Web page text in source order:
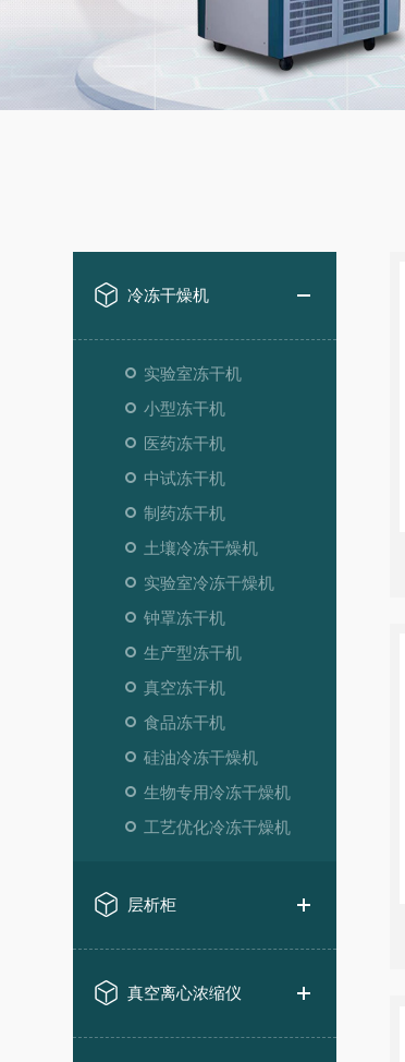
冷冻干燥机
实验室冻干机
小型冻干机
医药冻干机
中试冻干机
制药冻干机
土壤冷冻干燥机
实验室冷冻干燥机
钟罩冻干机
生产型冻干机
真空冻干机
食品冻干机
硅油冷冻干燥机
生物专用冷冻干燥机
工艺优化冷冻干燥机
层析柜
真空离心浓缩仪